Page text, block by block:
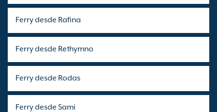
Ferry desde Rafina
Ferry desde Rethymno
Ferry desde Rodas
Ferry desde Sami